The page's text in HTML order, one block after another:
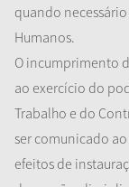
quando
Humanos.
O incumprimento
ao exercício do
Trabalho e do
ser comunicado
efeitos de